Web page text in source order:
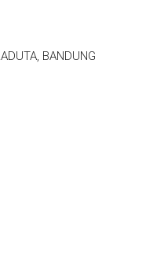
BANDUNG